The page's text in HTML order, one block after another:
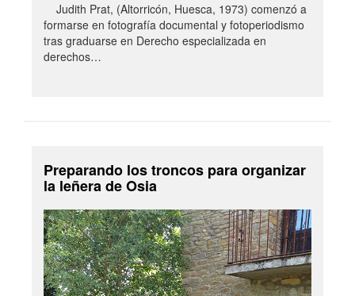
Judith Prat, (Altorricón, Huesca, 1973) comenzó a
formarse en fotografía documental y fotoperiodismo
tras graduarse en Derecho especializada en
derechos…
Preparando los troncos para organizar
la leñera de Osia